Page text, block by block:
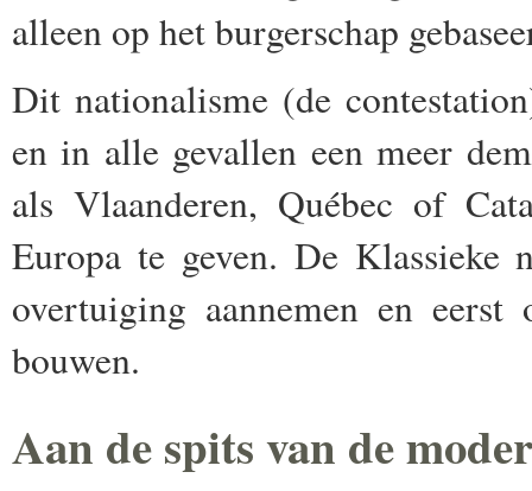
alleen op het burgerschap
Dit nationalisme (de
en in alle gevallen een meer
als Vlaanderen, Québec of
Europa te geven. De Klassieke
overtuiging aannemen en
bouwen.
Aan de spits van de